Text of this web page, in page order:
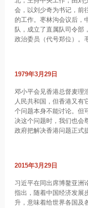
会，以刘少奇为书记，前
的工作。枣林沟会议后，
队，成立了直属队司令部
政治委员（代号郑位）。
1979年3月29日
邓小平会见香港总督麦理
人民共和国，但香港又有
个问题本身不能讨论。但
决这个问题时，我们也会
政府把解决香港问题正式
2015年3月29日
习近平在同出席博鳌亚洲
指出，随着中国经济发展
升，意味着给世界各国及